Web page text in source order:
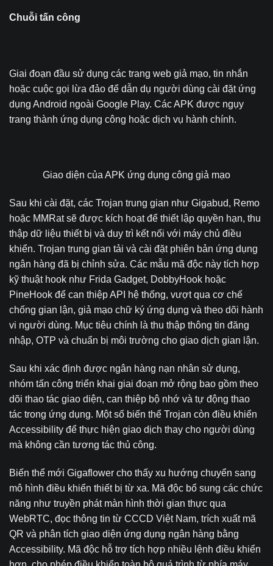
Chuỗi tấn công
Giai đoạn đầu sử dụng các trang web giả mạo, tin nhắn
hoặc cuộc gọi lừa đảo để dẫn dụ người dùng cài đặt ứng
dụng Android ngoài Google Play. Các APK được ngụy
trang thành ứng dụng công hoặc dịch vụ hành chính.
Giao diện của APK ứng dụng công giả mạo
Sau khi cài đặt, các Trojan trung gian như Gigabud, Remo
hoặc MMRat sẽ được kích hoạt để thiết lập quyền hạn, thu
thập dữ liệu thiết bị và duy trì kết nối với máy chủ điều
khiển. Trojan trung gian tải và cài đặt phiên bản ứng dụng
ngân hàng đã bị chỉnh sửa. Các mẫu mã độc này tích hợp
kỹ thuật hook như Frida Gadget, DobbyHook hoặc
PineHook để can thiệp API hệ thống, vượt qua cơ chế
chống gian lận, giả mạo chữ ký ứng dụng và theo dõi hành
vi người dùng. Mục tiêu chính là thu thập thông tin đăng
nhập, OTP và chuẩn bị môi trường cho giao dịch gian lận.
Sau khi xác định được ngân hàng nạn nhân sử dụng,
nhóm tấn công triển khai giai đoạn mở rộng bao gồm theo
dõi thao tác giao diện, can thiệp bộ nhớ và tự động thao
tác trong ứng dụng. Một số biến thể Trojan còn điều khiển
Accessibility để thực hiện giao dịch thay cho người dùng
mà không cần tương tác thủ công.
Biến thể mới Gigaflower cho thấy xu hướng chuyển sang
mô hình điều khiển thiết bị từ xa. Mã độc bổ sung các chức
năng như truyền phát màn hình thời gian thực qua
WebRTC, đọc thông tin từ CCCD Việt Nam, trích xuất mã
QR và phân tích giao diện ứng dụng ngân hàng bằng
Accessibility. Mã độc hỗ trợ tích hợp nhiều lệnh điều khiển